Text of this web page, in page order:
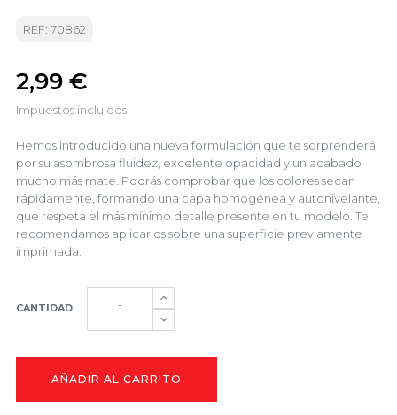
REF: 70862
2,99 €
Impuestos incluidos
Hemos introducido una nueva formulación que te sorprenderá
por su asombrosa fluidez, excelente opacidad y un acabado
mucho más mate. Podrás comprobar que los colores secan
rápidamente, formando una capa homogénea y autonivelante,
que respeta el más mínimo detalle presente en tu modelo. Te
recomendamos aplicarlos sobre una superficie previamente
imprimada.
CANTIDAD
AÑADIR AL CARRITO